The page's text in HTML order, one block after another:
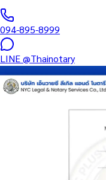
094-895-8999
LINE@Thainotary